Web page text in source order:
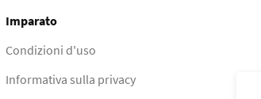
Imparato
Condizioni d'uso
Informativa sulla privacy